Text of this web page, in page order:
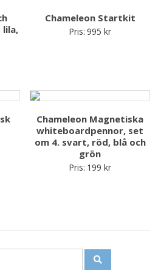
Chameleon Startkit
Pris: 995kr
Chameleon Magnetiska
whiteboardpennor, set
om 4. svart, röd, blå och
grön
Pris: 199kr